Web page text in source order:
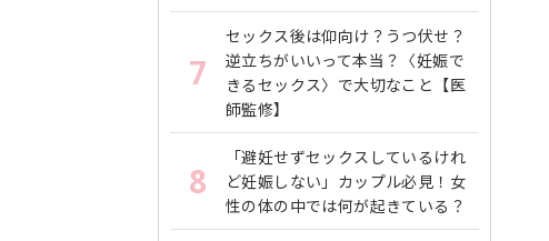
7
セックス後は仰向け？うつ伏せ？
逆立ちがいいって本当？〈妊娠で
きるセックス〉で大切なこと【医
師監修】
8
「避妊せずセックスしているけれ
ど妊娠しない」カップル必見！女
性の体の中では何が起きている？